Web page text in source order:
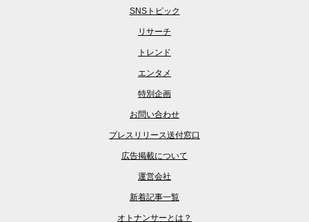
SNSトピック
リサーチ
トレンド
エンタメ
特別企画
お問い合わせ
プレスリリース送付窓口
広告掲載について
運営会社
新着記事一覧
オトナンサーとは？